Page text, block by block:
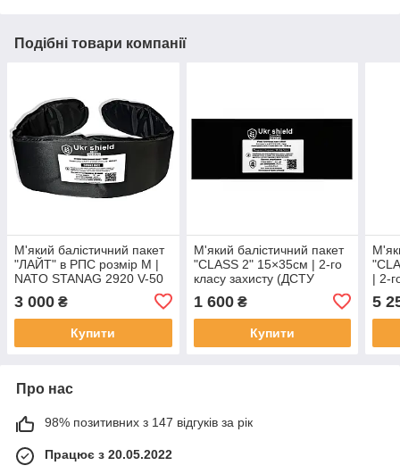
Подібні товари компанії
М'який балістичний пакет
"ЛАЙТ" в РПС розмір М |
NATO STANAG 2920 V-50
3 000 ₴
Купити
М'який балістичний пакет
"CLASS 2" 15×35см | 2-го
класу захисту (ДСТУ
1 600₴
Купити
| 2-
5
Про нас
98% позитивних з 147 відгуків за рік
Працює з 20.05.2022